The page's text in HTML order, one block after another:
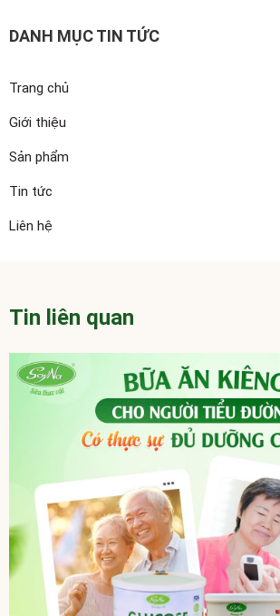
DANH MỤC TIN TỨC
Trang chủ
Giới thiệu
Sản phẩm
Tin tức
Liên hệ
Tin liên quan